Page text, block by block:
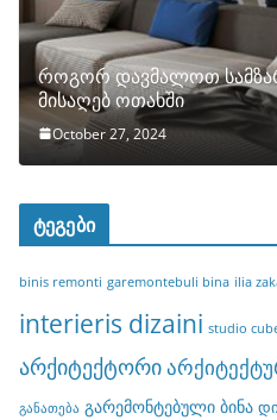
როგორ დავმალოთ
მისაღებ ოთახში
October 27, 2024
ტეგები
binis remonti garemontebuli bina ilia
interieris dizaini studio
არქიტექტორი
განათება გარემონტებული ბინა